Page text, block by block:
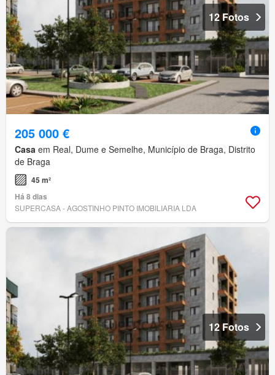
12 Fotos
205 000 €
Casa em Real, Dume e Semelhe, Município de Braga, Distrito
de Braga
45 m²
Há 8 dias
SUPERCASA - AGOSTINHO PINTO IMOBILIARIA LDA
12 Fotos